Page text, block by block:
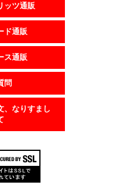
ッツ通販
ド通販
ス通販
問
、なりすまし